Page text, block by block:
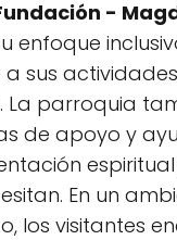
-
enfoque
sus
La parroquia
de apoyo y
En un
los visitantes